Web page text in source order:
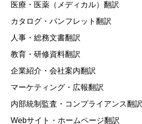
医療・医薬（メディカル）翻訳
カタログ・パンフレット翻訳
人事・総務文書翻訳
教育・研修資料翻訳
企業紹介・会社案内翻訳
マーケティング・広報翻訳
内部統制監査・コンプライアンス翻訳
Webサイト・ホームページ翻訳